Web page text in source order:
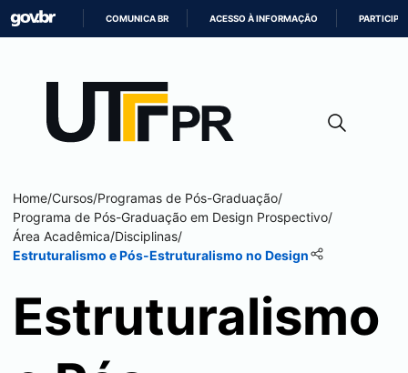
CONTEÚDO
COMUNICA BR ACESSO À INFORMAÇÃO PARTICIPE
Home/Cursos/Programas de Pós-Graduação/
Programa de Pós-Graduação em Design Prospectivo/
Área Acadêmica/Disciplinas/
Estruturalismo e Pós-Estruturalismo no Design
Estruturalismo